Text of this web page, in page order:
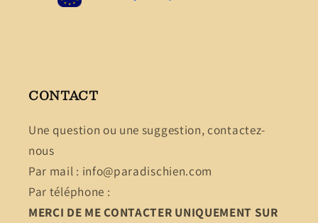
CONTACT
Une question ou une suggestion, contactez-
nous
Par mail : info@paradischien.com
Par téléphone :
MERCI DE ME CONTACTER UNIQUEMENT SUR